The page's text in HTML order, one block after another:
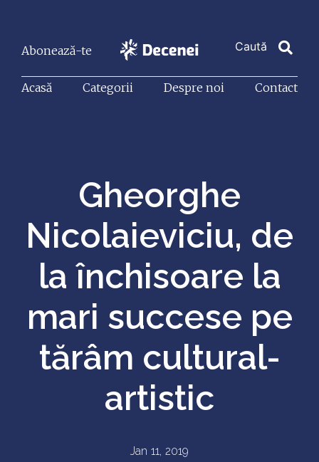
Abonează-te
Acasă Categorii Despre noi Contact
Gheorghe
Nicolaieviciu, de
la închisoare la
mari succese pe
tărâm cultural-
artistic
Jan 11, 2019